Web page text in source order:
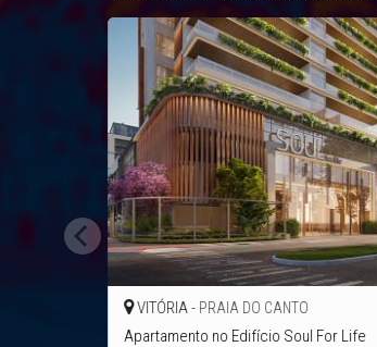
VITÓRIA - PRAIA DO CANTO
Apartamento no Edifício Soul For Life